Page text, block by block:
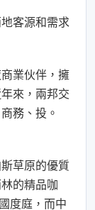
客源和需求
業伙伴，擁
來，兩邦交
務、投。
草原的優質
的精品咖
度庭，而中